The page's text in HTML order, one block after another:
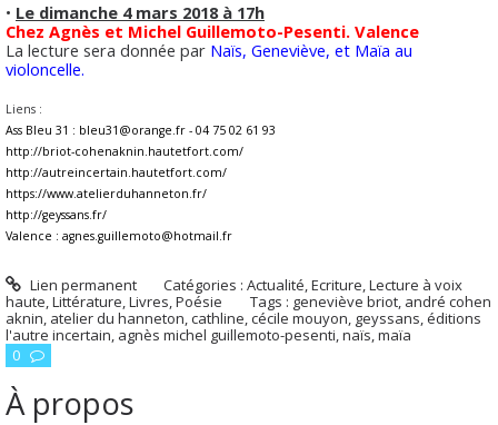
• Le dimanche 4 mars 2018 à 17h
Chez Agnès et Michel Guillemoto-Pesenti. Valence
La lecture sera donnée par Naïs, Geneviève, et Maïa au
violoncelle.
Liens :
Ass Bleu 31 : bleu31@orange.fr - 04 75 02 61 93
http://briot-cohenaknin.hautetfort.com/
http://autreincertain.hautetfort.com/
https://www.atelierduhanneton.fr/
http://geyssans.fr/
Valence : agnes.guillemoto@hotmail.fr
Lien permanent Catégories :Actualité,Ecriture,Lecture à voix
haute,Littérature,Livres,Poésie Tags : geneviève briot, andré cohen
aknin, atelier du hanneton,cathline,cécile mouyon, geyssans,éditions
l'autre incertain, agnès michel guillemoto-pesenti,naïs,maïa
0
À propos